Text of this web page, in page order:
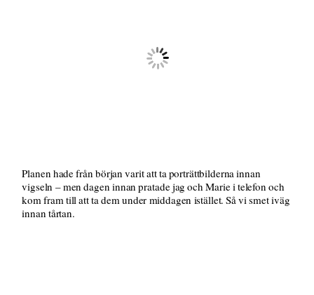
Planen hade från början varit att ta porträttbilderna innan
vigseln – men dagen innan pratade jag och Marie i telefon och
kom fram till att ta dem under middagen istället. Så vi smet iväg
innan tårtan.